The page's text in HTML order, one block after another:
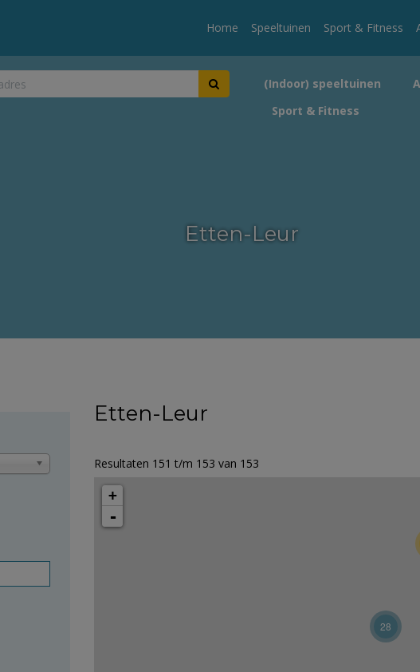
Home Speeltuinen Sport & Fitness
(Indoor) speeltuinen
Sport & Fitness
Etten-Leur
Etten-Leur
Resultaten 151 t/m 153 van 153
28
+
-